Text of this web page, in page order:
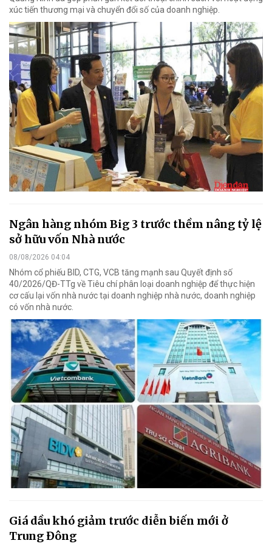
xúc tiến thương mại và chuyển đổi số của doanh nghiệp.
Ngân hàng nhóm Big 3 trước thềm nâng tỷ lệ
sở hữu vốn Nhà nước
08/08/2026 04:04
Nhóm cổ phiếu BID, CTG, VCB tăng mạnh sau Quyết định số
40/2026/QĐ-TTg về Tiêu chí phân loại doanh nghiệp để thực hiện
cơ cấu lại vốn nhà nước tại doanh nghiệp nhà nước, doanh nghiệp
có vốn nhà nước.
Giá dầu khó giảm trước diễn biến mới ở
Trung Đông